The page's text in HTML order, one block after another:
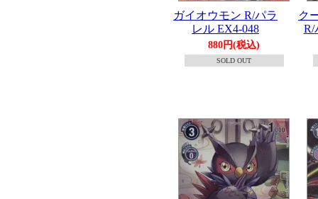
ガイオウモン R/パラ
レル EX4-048
880円(税込)
SOLD OUT
ク
R/